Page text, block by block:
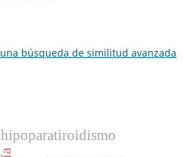
búsqueda de similitud avanzada